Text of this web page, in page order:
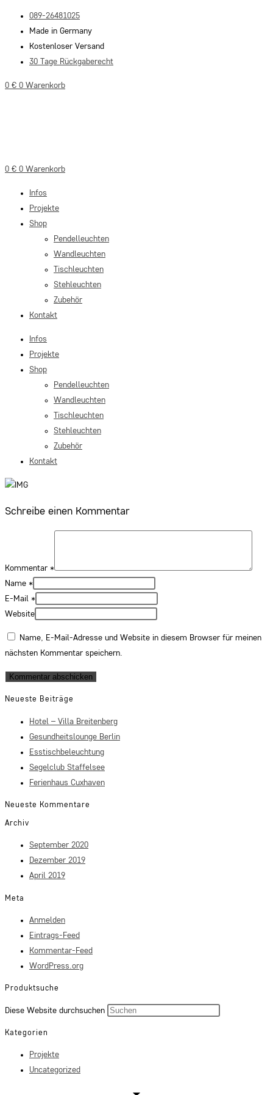
Inhalt
springen
089-26481025
Made in Germany
Kostenloser Versand
30 Tage Rückgaberecht
0 € 0 Warenkorb
0 € 0 Warenkorb
Infos
Projekte
Shop
Pendelleuchten
Wandleuchten
Tischleuchten
Stehleuchten
Zubehör
Kontakt
Infos
Projekte
Shop
Pendelleuchten
Wandleuchten
Tischleuchten
Stehleuchten
Zubehör
Kontakt
Schreibe einen Kommentar
Kommentar *
Name *
E-Mail *
Website
Name, E-Mail-Adresse und Website in diesem Browser für meinen
nächsten Kommentar speichern.
Neueste Beiträge
Hotel – Villa Breitenberg
Gesundheitslounge Berlin
Esstischbeleuchtung
Segelclub Staffelsee
Ferienhaus Cuxhaven
Neueste Kommentare
Archiv
September 2020
Dezember 2019
April 2019
Meta
Anmelden
Eintrags-Feed
Kommentar-Feed
WordPress.org
Produktsuche
Diese Website durchsuchen
Kategorien
Projekte
Uncategorized